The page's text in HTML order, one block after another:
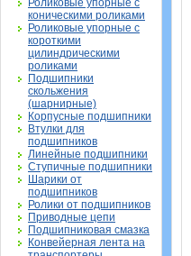
Роликовые упорные с
коническими роликами
Роликовые упорные с
короткими
цилиндрическими
роликами
Подшипники
скольжения
(шарнирные)
Корпусные подшипники
Втулки для
подшипников
Линейные подшипники
Ступичные подшипники
Шарики от
подшипников
Ролики от подшипников
Приводные цепи
Подшипниковая смазка
Конвейерная лента на